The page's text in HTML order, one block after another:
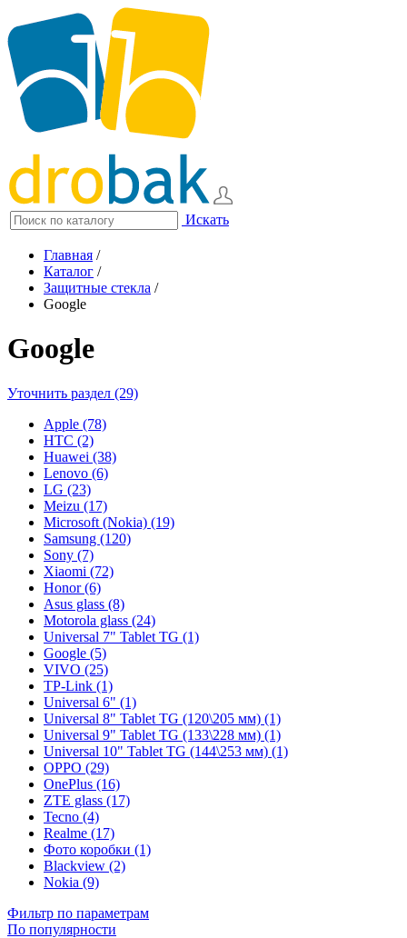
Искать
Главная /
Каталог /
Защитные стекла /
Google
Google
Уточнить раздел (29)
Apple (78)
HTC (2)
Huawei (38)
Lenovo (6)
LG (23)
Meizu (17)
Microsoft (Nokia) (19)
Samsung (120)
Sony (7)
Xiaomi (72)
Honor (6)
Asus glass (8)
Motorola glass (24)
Universal 7" Tablet TG (1)
Google (5)
VIVO (25)
TP-Link (1)
Universal 6" (1)
Universal 8" Tablet TG (120\205 мм) (1)
Universal 9" Tablet TG (133\228 мм) (1)
Universal 10" Tablet TG (144\253 мм) (1)
OPPO (29)
OnePlus (16)
ZTE glass (17)
Tecno (4)
Realme (17)
Фото коробки (1)
Blackview (2)
Nokia (9)
Фильтр по параметрам
По популярности